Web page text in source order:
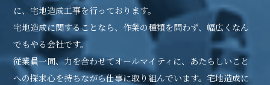
に、宅地造成工事を行っております。
宅地造成に関することなら、作業の種類を問わず、幅広くなん
でもやる会社です。
従業員一同、力を合わせてオールマイティに、あたらしいこと
への探求心を持ちながら仕事に取り組んでいます。宅地造成に